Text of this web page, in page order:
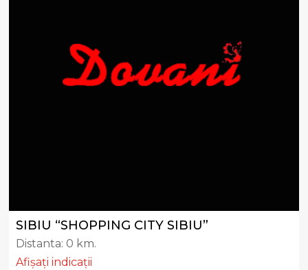
SIBIU “SHOPPING CITY SIBIU”
Distanta: 0 km.
Afișați indicații